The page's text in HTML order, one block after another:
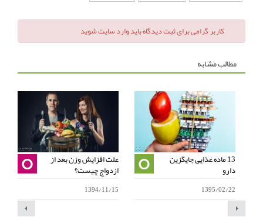
کاربر گرامی برای ثبت دیدگاه باید وارد سایت شوید
مطالب مشابه
علت افزایش وزن بعد از
ازدواج چیست؟
1394/11/15
13 ماده غذایی جایگزین
دارو
1395/02/22